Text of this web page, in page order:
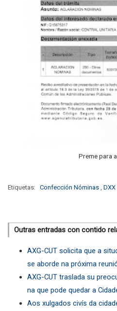
Preme para
Etiquetas: Confección Nóminas DXX
Outras entradas con contido
AXG-CUT solicita que a
se aborde na próxima
AXG-CUT traslada su
na que pode quedar a
Aos xulgados civís da